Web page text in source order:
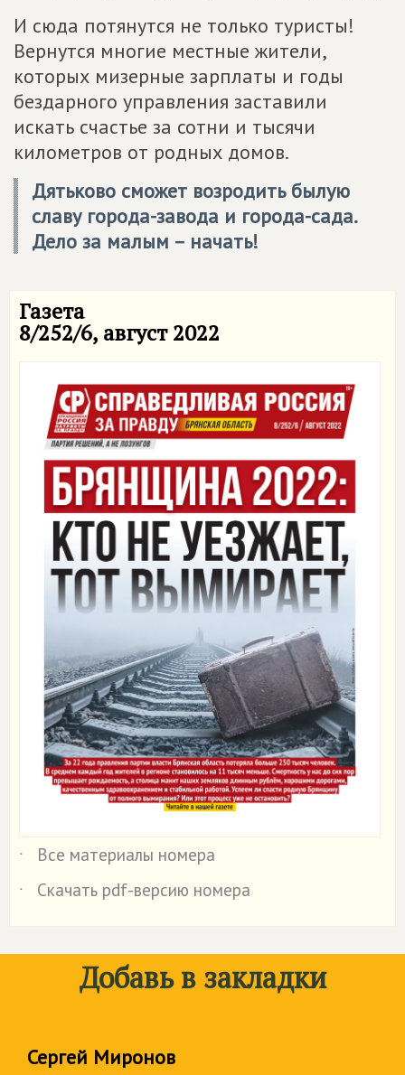
И сюда потянутся не только туристы!
Вернутся многие местные жители,
которых мизерные зарплаты и годы
бездарного управления заставили
искать счастье за сотни и тысячи
километров от родных домов.
Дятьково сможет возродить былую
славу города-завода и города-сада.
Дело за малым – начать!
Газета
8/252/6, август 2022
˙
Все материалы номера
˙
Скачать pdf-версию номера
Добавь в закладки
Сергей Миронов